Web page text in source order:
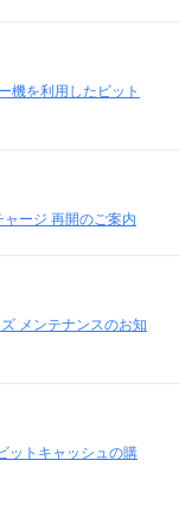
機を利用したビット
ージ 再開のご案内
メンテナンスのお知
ットキャッシュの購